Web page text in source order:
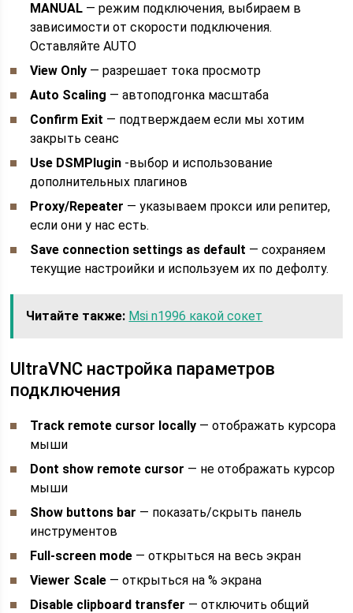
MANUAL — режим подключения, выбираем в
зависимости от скорости подключения.
Оставляйте AUTO
View Only — разрешает тока просмотр
Auto Scaling — автоподгонка масштаба
Confirm Exit — подтверждаем если мы хотим
закрыть сеанс
Use DSMPlugin -выбор и использование
дополнительных плагинов
Proxy/Repeater — указываем прокси или репитер,
если они у нас есть.
Save connection settings as default — сохраняем
текущие настроийки и используем их по дефолту.
Читайте также: Msi n1996 какой сокет
UltraVNC настройка параметров
подключения
Track remote cursor locally — отображать курсора
мыши
Dont show remote cursor — не отображать курсор
мыши
Show buttons bar — показать/скрыть панель
инструментов
Full-screen mode — открыться на весь экран
Viewer Scale — открыться на % экрана
Disable clipboard transfer — отключить общий